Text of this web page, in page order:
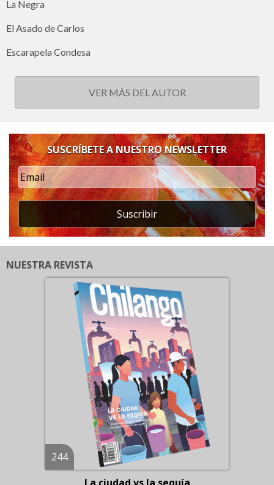
La Negra
El Asado de Carlos
Escarapela Condesa
VER MÁS DEL AUTOR
SUSCRÍBETE A NUESTRO NEWSLETTER
Suscribir
NUESTRA REVISTA
244